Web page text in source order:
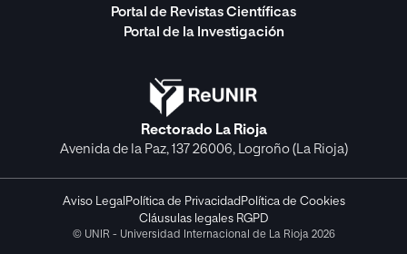
Portal de Revistas Científicas
Portal de la Investigación
Rectorado La Rioja
Avenida de la Paz, 137 26006, Logroño (La Rioja)
Aviso Legal Política de Privacidad Política de Cookies
Cláusulas legales RGPD
© UNIR - Universidad Internacional de La Rioja 2026